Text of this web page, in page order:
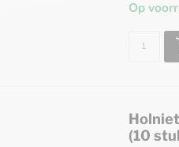
Op
(10